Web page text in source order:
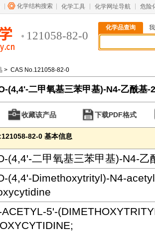
化学结构搜索 化学工具 化学网址导航 危险
121058-82-0
化学品查询
> CAS No.121058-82-0
(4,4'-二甲氧基三苯甲基)-N4-乙酰基-
收藏该产品 下载PDF格式
82-0 基本信息
(4,4'-二甲氧基三苯甲基)-N4-乙
(4,4'-Dimethoxytrityl)-N4-
ACETYL-5'-